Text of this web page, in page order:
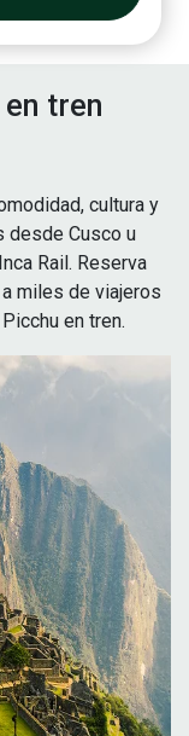
tren
cultura y
desde Cusco u
Rail. Reserva
miles de viajeros
en tren.